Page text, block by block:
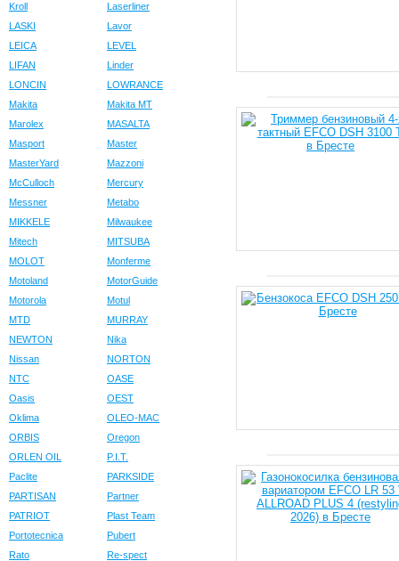
Kroll
Laserliner
LASKI
Lavor
LEICA
LEVEL
LIFAN
Linder
LONCIN
LOWRANCE
Makita
Makita MT
Marolex
MASALTA
Masport
Master
MasterYard
Mazzoni
McCulloch
Mercury
Messner
Metabo
MIKKELE
Milwaukee
Mitech
MITSUBA
MOLOT
Monferme
Motoland
MotorGuide
Motorola
Motul
MTD
MURRAY
NEWTON
Nika
Nissan
NORTON
NTC
OASE
Oasis
OEST
Oklima
OLEO-MAC
ORBIS
Oregon
ORLEN OIL
P.I.T.
Paclite
PARKSIDE
PARTISAN
Partner
PATRIOT
Plast Team
Portotecnica
Pubert
Rato
Re-spect